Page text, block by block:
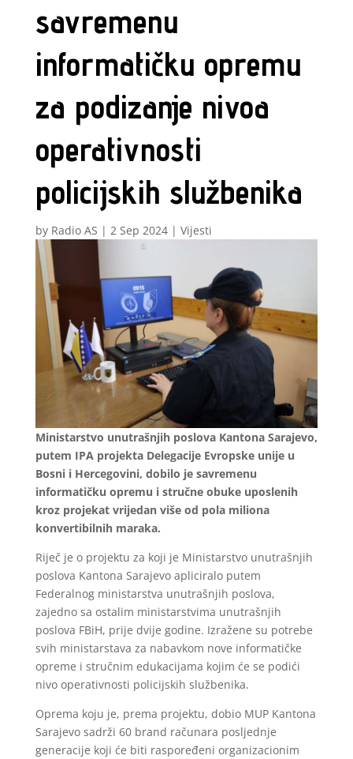
savremenu
informatičku opremu
za podizanje nivoa
operativnosti
policijskih službenika
by Radio AS | 2 Sep 2024| Vijesti
Ministarstvo unutrašnjih poslova Kantona Sarajevo,
putem IPA projekta Delegacije Evropske unije u
Bosni i Hercegovini, dobilo je savremenu
informatičku opremu i stručne obuke uposlenih
kroz projekat vrijedan više od pola miliona
konvertibilnih maraka.
Riječ je o projektu za koji je Ministarstvo unutrašnjih
poslova Kantona Sarajevo apliciralo putem
Federalnog ministarstva unutrašnjih poslova,
zajedno sa ostalim ministarstvima unutrašnjih
poslova FBiH, prije dvije godine. Izražene su potrebe
svih ministarstava za nabavkom nove informatičke
opreme i stručnim edukacijama kojim će se podići
nivo operativnosti policijskih službenika.
Oprema koju je, prema projektu, dobio MUP Kantona
Sarajevo sadrži 60 brand računara posljednje
generacije koji će biti raspoređeni organizacionim